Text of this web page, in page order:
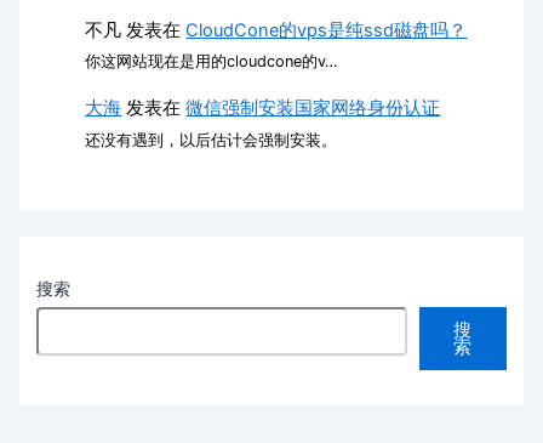
不凡 发表在CloudCone的vps是纯ssd磁盘吗？
你这网站现在是用的cloudcone的v…
大海 发表在微信强制安装国家网络身份认证
还没有遇到，以后估计会强制安装。
搜索
搜
索